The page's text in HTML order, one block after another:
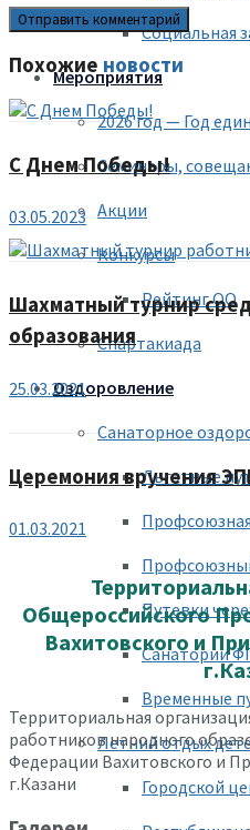
Социальная
Мероприятия
2026 год — Год
Семинары,
Акции
Конкурсы
Рейтинг ОО
Спартакиада
Оздоровление
Санаторное
Льготные
Путевки
Санатории
Временные
Летний отдых
Городской
Похожие новости
С Днем Победы!
03.05.2023
Шахматный турнир
образования
25.03.2021
Церемония вручения
01.03.2021
Общероссийского
Вахитовского и
Территориальная
работников народного
Федерации Вахитовского и
г.Казани